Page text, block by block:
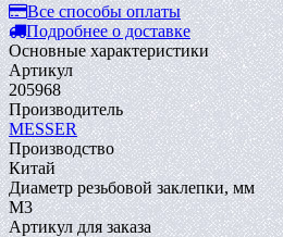
Все способы оплаты
Подробнее о доставке
Основные характеристики
Артикул
205968
Производитель
MESSER
Производство
Китай
Диаметр резьбовой заклепки, мм
M3
Артикул для заказа